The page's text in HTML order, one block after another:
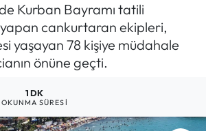
Kurban Bayramı tatili
cankurtaran ekipleri,
yaşayan 78 kişiye müdahale
önüne geçti.
1 DK
OKUNMA SÜRESI